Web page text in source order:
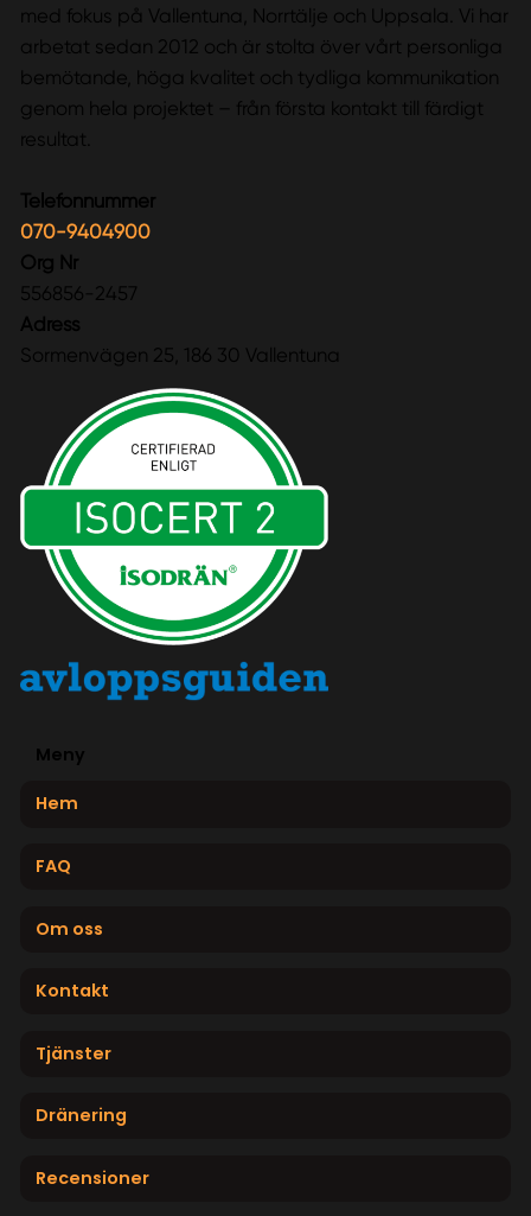
med fokus på Vallentuna, Norrtälje och Uppsala. Vi har
arbetat sedan 2012 och är stolta över vårt personliga
bemötande, höga kvalitet och tydliga kommunikation
genom hela projektet – från första kontakt till färdigt
resultat.
Telefonnummer
070-9404900
Org Nr
556856-2457
Adress
Sormenvägen 25, 186 30 Vallentuna
Meny
Hem
FAQ
Om oss
Kontakt
Tjänster
Dränering
Recensioner